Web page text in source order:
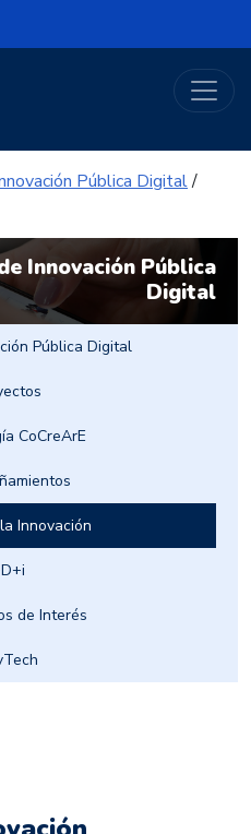
de Colombia
Pública Digital/
Innovación Pública
Digital
Pública Digital
CoCreArE
Innovación
de Interés